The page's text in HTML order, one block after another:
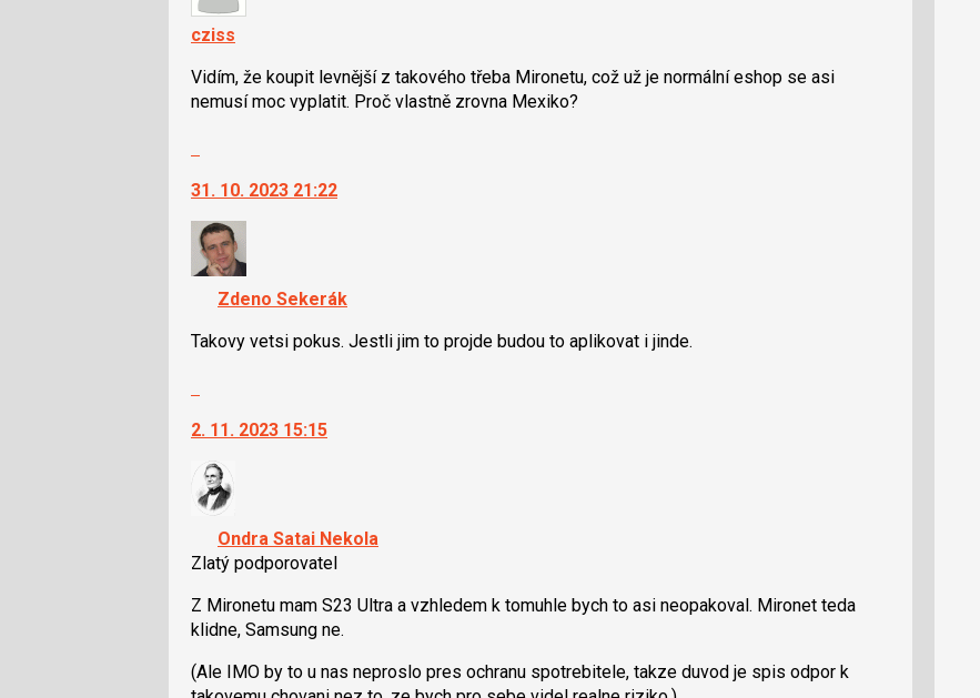
cziss
Vidím, že koupit levnější z takového třeba Mironetu, což už je normální eshop se asi
nemusí moc vyplatit. Proč vlastně zrovna Mexiko?
další
nový
názor.
K
navigaci
lze
použít
pro
a
P
pro
předchozí
názor
31. 10. 2023 21:22
Zdeno Sekerák
Takovy vetsi pokus. Jestli jim to projde budou to aplikovat i jinde.
další
názor.
K
navigaci
lze
použít
i
klávesy
pro
2. 11. 2023 15:15
Ondra Satai Nekola
Zlatý podporovatel
Z Mironetu mam S23 Ultra a vzhledem k tomuhle bych to asi neopakoval. Mironet teda
klidne, Samsung ne.
(Ale IMO by to u nas neproslo pres ochranu spotrebitele, takze duvod je spis odpor k